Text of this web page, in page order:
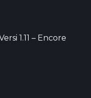
1.11 – Encore